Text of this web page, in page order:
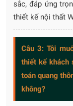
sắc, đáp ứng
thiết kế nội thất
Câu 3: Tôi
thiết kế khách
toán quang
không?